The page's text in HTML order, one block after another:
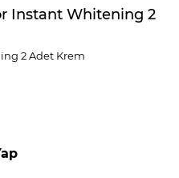
Instant Whitening 2
2 Adet Krem